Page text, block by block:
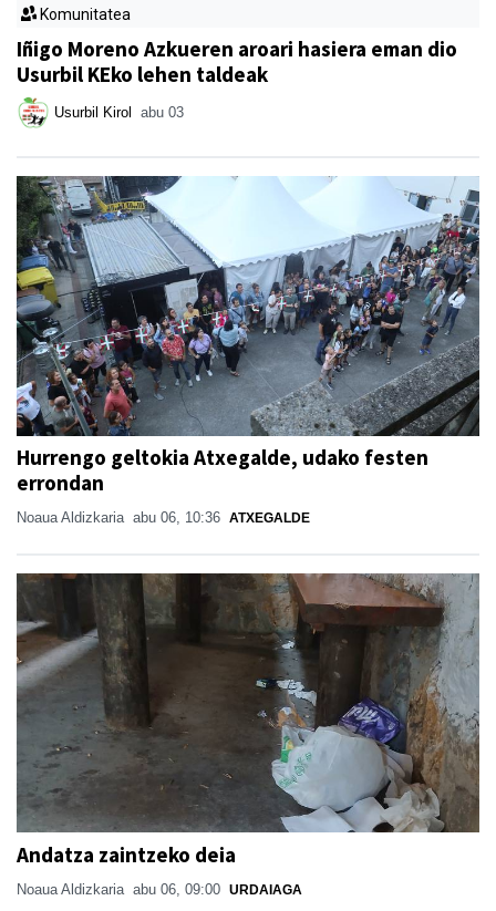
Komunitatea
Iñigo Moreno Azkueren aroari hasiera eman dio
Usurbil KEko lehen taldeak
Usurbil Kirol abu 03
Hurrengo geltokia Atxegalde, udako festen
errondan
Noaua Aldizkaria abu 06, 10:36 ATXEGALDE
Andatza zaintzeko deia
Noaua Aldizkaria abu 06, 09:00 URDAIAGA